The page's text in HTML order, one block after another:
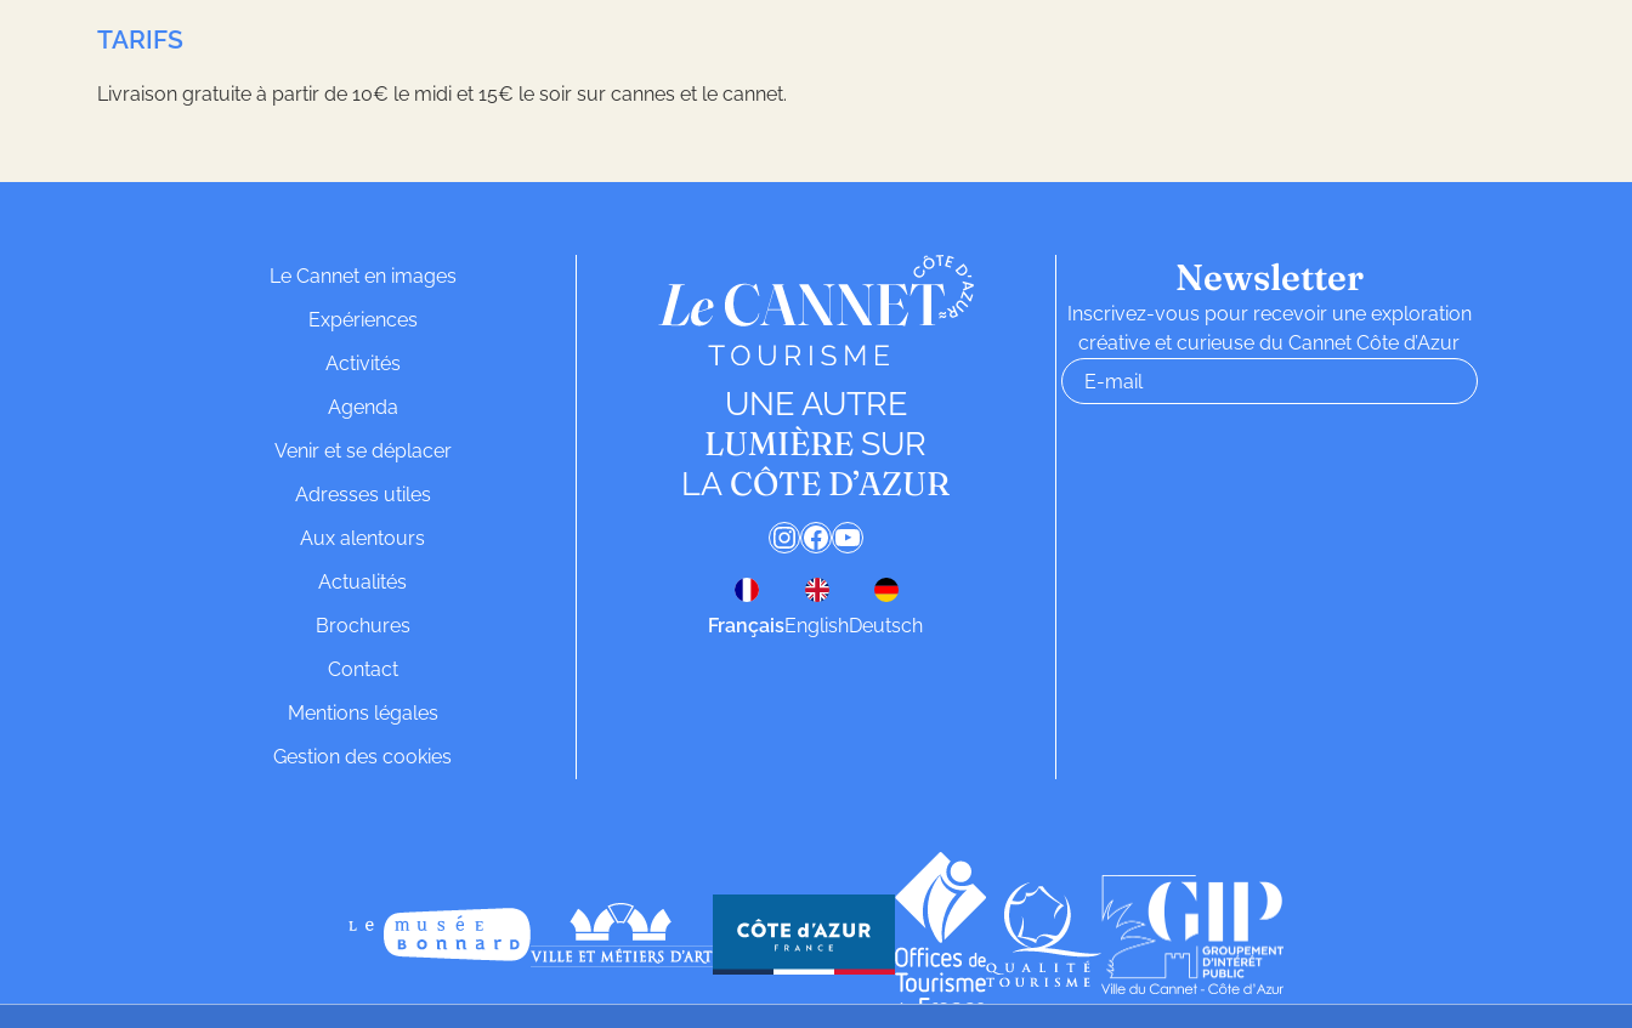
TARIFS
Livraison gratuite à partir de 10€ le midi et 15€ le soir sur cannes et le cannet.
Le Cannet en images
Expériences
Activités
Agenda
Venir et se déplacer
Adresses utiles
Aux alentours
Actualités
Brochures
Contact
Mentions légales
Gestion des cookies
UNE AUTRE
LUMIÈRE SUR
LA CÔTE D’AZUR
Instagram
Facebook
YouTube
FrançaisEnglishDeutsch
Newsletter
Inscrivez-vous pour recevoir une exploration
créative et curieuse du Cannet Côte d’Azur